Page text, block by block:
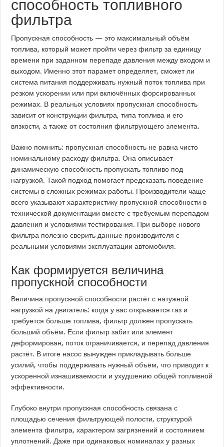
способность топливного
фильтра
Пропускная способность — это максимальный объём
топлива, который может пройти через фильтр за единицу
времени при заданном перепаде давления между входом и
выходом. Именно этот парамет определяет, сможет ли
система питания поддерживать нужный поток топлива при
резком ускорении или при включённых форсированных
режимах. В реальных условиях пропускная способность
зависит от конструкции фильтра, типа топлива и его
вязкости, а также от состояния фильтрующего элемента.
Важно помнить: пропускная способность не равна чисто
номинальному расходу фильтра. Она описывает
динамическую способность пропускать топливо под
нагрузкой. Такой подход помогает предсказать поведение
системы в сложных режимах работы. Производители чаще
всего указывают характеристику пропускной способности в
технической документации вместе с требуемым перепадом
давления и условиями тестирования. При выборе нового
фильтра полезно сверить данные производителя с
реальными условиями эксплуатации автомобиля.
Как формируется величина
пропускной способности
Величина пропускной способности растёт с натужной
нагрузкой на двигатель: когда у вас открывается газ и
требуется больше топлива, фильтр должен пропускать
больший объём. Если фильтр забит или элемент
деформирован, поток ограничивается, и перепад давления
растёт. В итоге насос вынужден прикладывать больше
усилий, чтобы поддерживать нужный объём, что приводит к
ускоренной изнашиваемости и ухудшению общей топливной
эффективности.
Глубоко внутри пропускная способность связана с
площадью сечения фильтрующей полости, структурой
элемента фильтра, характером загрязнений и состоянием
уплотнений. Даже при одинаковых номиналах у разных